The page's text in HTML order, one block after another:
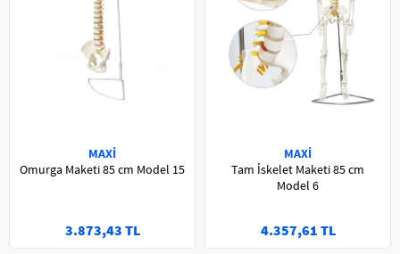
MAXİ
Omurga Maketi 85 cm Model 15
3.873,43 TL
MAXİ
Tam İskelet Maketi 85 cm
Model 6
4.357,61 TL